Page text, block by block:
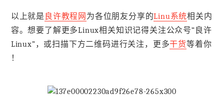
以上就是 良许教程网 为各位朋友分享的Linu系统相关内
容。想要了解更多Linux相关知识记得关注公众号“良许
Linux”，或扫描下方二维码进行关注，更多干货等着你
！